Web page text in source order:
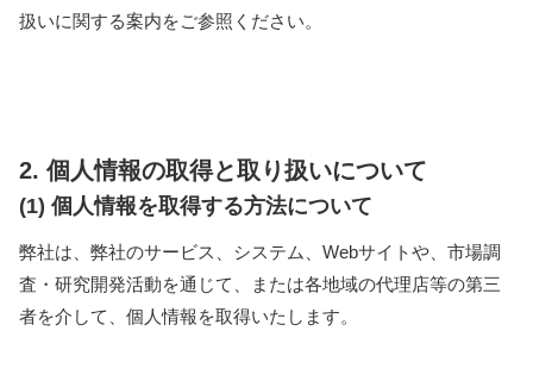
扱いに関する案内をご参照ください。
2. 個人情報の取得と取り扱いについて
(1) 個人情報を取得する方法について
弊社は、弊社のサービス、システム、Webサイトや、市場調
査・研究開発活動を通じて、または各地域の代理店等の第三
者を介して、個人情報を取得いたします。